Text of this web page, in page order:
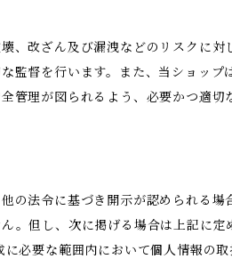
、改ざん及び漏洩などのリスクに
監督を行います。また、当ショッ
管理が図られるよう、必要かつ適切
の法令に基づき開示が認められる
。但し、次に掲げる場合は上記に定
に必要な範囲内において個人情報の